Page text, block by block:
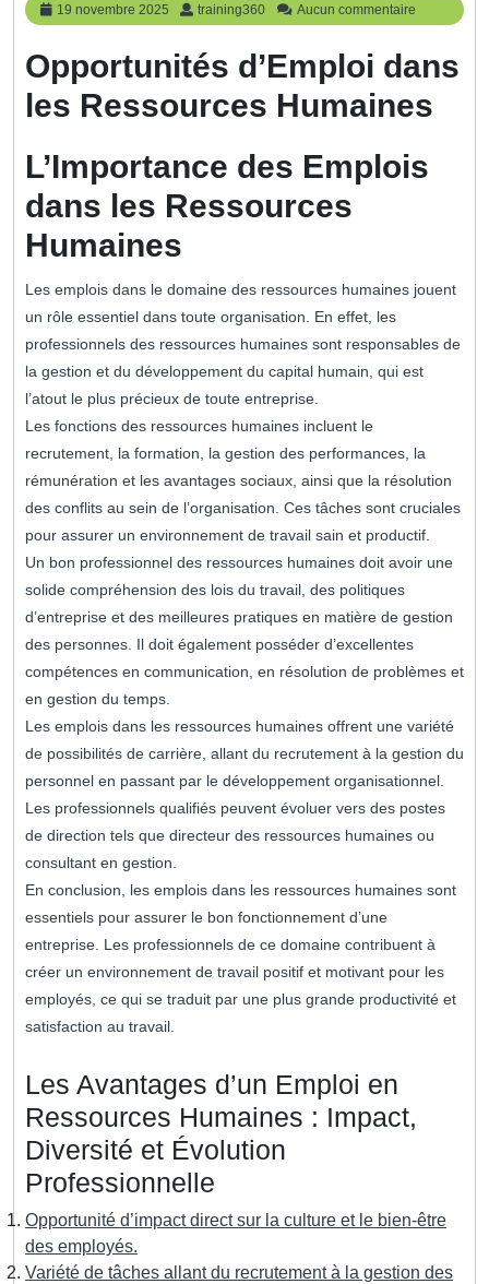
19 novembre 2025
19
novembre
training360 training360
Aucun commentaire
Opportunités d’Emploi dans
les Ressources Humaines
L’Importance des Emplois
dans les Ressources
Humaines
Les emplois dans le domaine des ressources humaines jouent
un rôle essentiel dans toute organisation. En effet, les
professionnels des ressources humaines sont responsables de
la gestion et du développement du capital humain, qui est
l’atout le plus précieux de toute entreprise.
Les fonctions des ressources humaines incluent le
recrutement, la formation, la gestion des performances, la
rémunération et les avantages sociaux, ainsi que la résolution
des conflits au sein de l’organisation. Ces tâches sont cruciales
pour assurer un environnement de travail sain et productif.
Un bon professionnel des ressources humaines doit avoir une
solide compréhension des lois du travail, des politiques
d’entreprise et des meilleures pratiques en matière de gestion
des personnes. Il doit également posséder d’excellentes
compétences en communication, en résolution de problèmes et
en gestion du temps.
Les emplois dans les ressources humaines offrent une variété
de possibilités de carrière, allant du recrutement à la gestion du
personnel en passant par le développement organisationnel.
Les professionnels qualifiés peuvent évoluer vers des postes
de direction tels que directeur des ressources humaines ou
consultant en gestion.
En conclusion, les emplois dans les ressources humaines sont
essentiels pour assurer le bon fonctionnement d’une
entreprise. Les professionnels de ce domaine contribuent à
créer un environnement de travail positif et motivant pour les
employés, ce qui se traduit par une plus grande productivité et
satisfaction au travail.
Les Avantages d’un Emploi en
Ressources Humaines : Impact,
Diversité et Évolution
Professionnelle
Opportunité d’impact direct sur la culture et le bien-être
des employés.
Variété de tâches allant du recrutement à la gestion des